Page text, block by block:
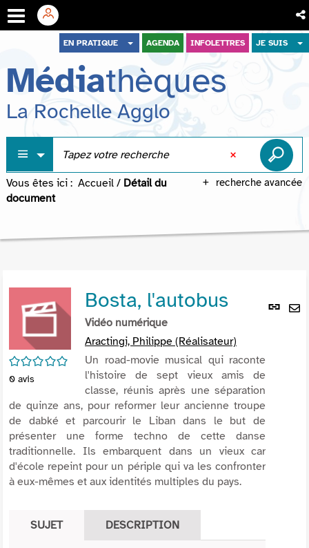
menu
contenu
recherche
EN PRATIQUE AGENDA INFOLETTRES JE SUIS
Médiathèques
La Rochelle Agglo
recherche avancée
Vous êtes ici : Accueil / Détail du
document
Lien
/5
0 avis
Bosta, l'autobus
Vidéo numérique
Aractingi, Philippe (Réalisateur)
Un road-movie musical qui raconte
l'histoire de sept vieux amis de
classe, réunis après une séparation
de quinze ans, pour reformer leur ancienne troupe
de dabké et parcourir le Liban dans le but de
présenter une forme techno de cette danse
traditionnelle. Ils embarquent dans un vieux car
d'école repeint pour un périple qui va les confronter
à eux-mêmes et aux identités multiples du pays.
SUJET DESCRIPTION